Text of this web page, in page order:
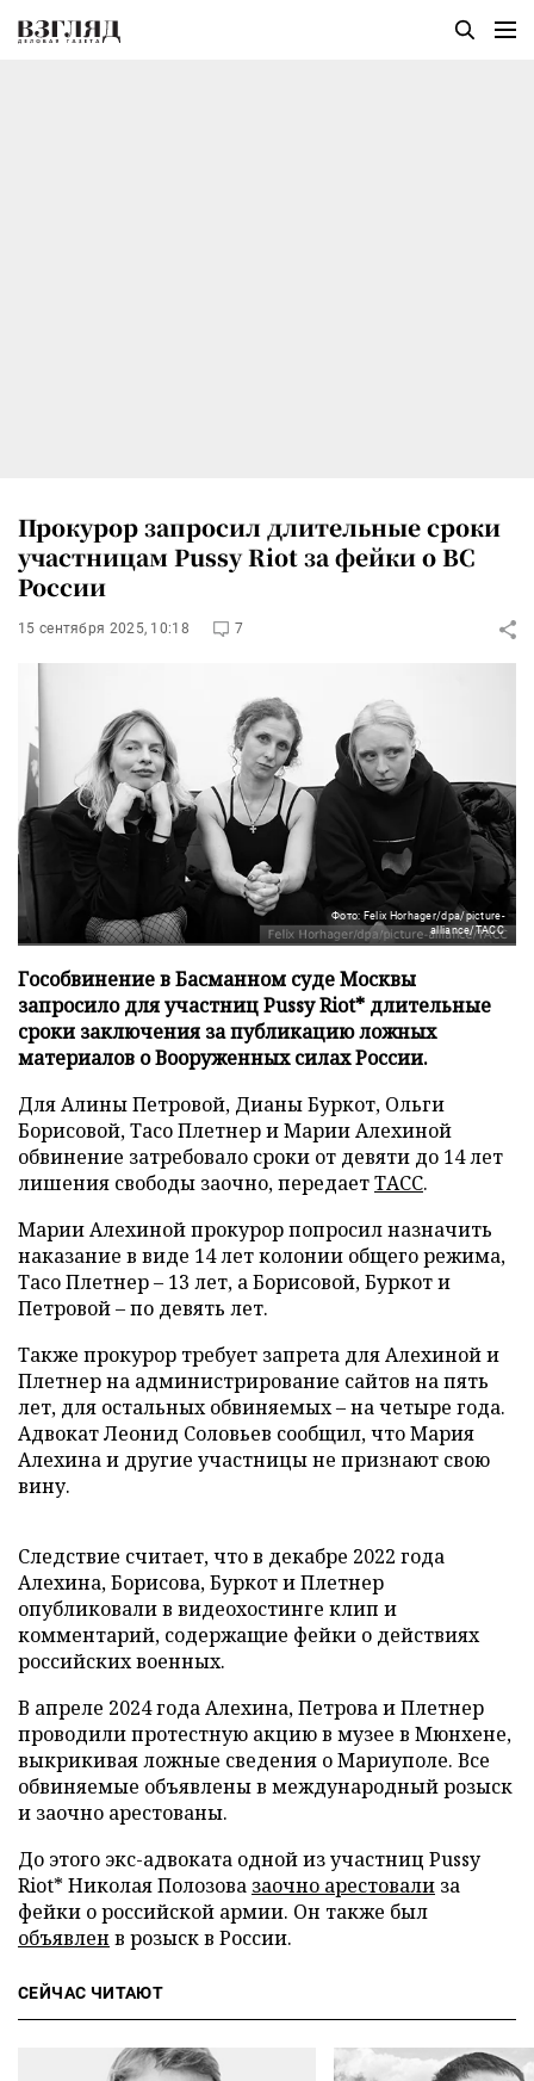
Прокурор запросил длительные сроки
участницам Pussy Riot за фейки о ВС
России
15 сентября 2025, 10:18 7
Фото: Felix Horhager/dpa/picture-
alliance/ТАСС
Гособвинение в Басманном суде Москвы
запросило для участниц Pussy Riot* длительные
сроки заключения за публикацию ложных
материалов о Вооруженных силах России.
Для Алины Петровой, Дианы Буркот, Ольги
Борисовой, Тасо Плетнер и Марии Алехиной
обвинение затребовало сроки от девяти до 14 лет
лишения свободы заочно, передаетТАСС.
Марии Алехиной прокурор попросил назначить
наказание в виде 14 лет колонии общего режима,
Тасо Плетнер – 13 лет, а Борисовой, Буркот и
Петровой – по девять лет.
Также прокурор требует запрета для Алехиной и
Плетнер на администрирование сайтов на пять
лет, для остальных обвиняемых – на четыре года.
Адвокат Леонид Соловьев сообщил, что Мария
Алехина и другие участницы не признают свою
вину.
Следствие считает, что в декабре 2022 года
Алехина, Борисова, Буркот и Плетнер
опубликовали в видеохостинге клип и
комментарий, содержащие фейки о действиях
российских военных.
В апреле 2024 года Алехина, Петрова и Плетнер
проводили протестную акцию в музее в Мюнхене,
выкрикивая ложные сведения о Мариуполе. Все
обвиняемые объявлены в международный розыск
и заочно арестованы.
До этого экс-адвоката одной из участниц Pussy
Riot* Николая Полозова заочно арестовали за
фейки о российской армии. Он также был
объявлен в розыск в России.
СЕЙЧАС ЧИТАЮТ